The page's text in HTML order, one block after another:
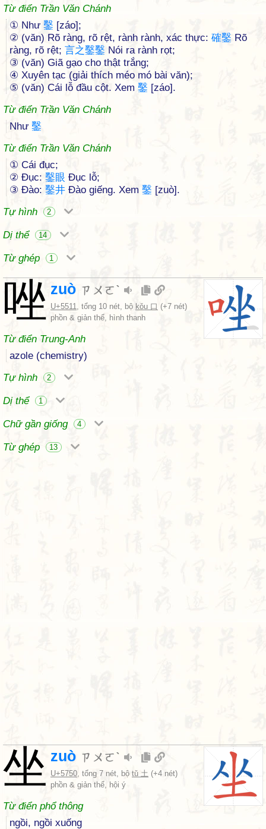
Từ điển Trần Văn Chánh
① Như 鑿 [záo];
② (văn) Rõ ràng, rõ rệt, rành rành, xác thực: 確鑿 Rõ
ràng, rõ rệt; 言之鑿鑿 Nói ra rành rọt;
③ (văn) Giã gạo cho thật trắng;
④ Xuyên tạc (giải thích méo mó bài văn);
⑤ (văn) Cái lỗ đầu cột. Xem 鑿 [záo].
Từ điển Trần Văn Chánh
Như 鑿
Từ điển Trần Văn Chánh
① Cái đục;
② Đục: 鑿眼 Đục lỗ;
③ Đào: 鑿井 Đào giếng. Xem 鑿 [zuò].
Tự hình
2
Dị thể 14
Từ ghép 1
唑 zuò ㄗㄨㄛˋ
U+5511, tổng 10 nét, bộ kǒu 口 (+7 nét)
phồn & giản thể, hình thanh
Từ điển Trung-Anh
azole (chemistry)
Tự hình
2
Dị thể 1
Chữ gần giống 4
Từ ghép 13
坐 zuò ㄗㄨㄛˋ
U+5750, tổng 7 nét, bộ tǔ 土 (+4 nét)
phồn & giản thể, hội ý
Từ điển phổ thông
ngồi, ngồi xuống